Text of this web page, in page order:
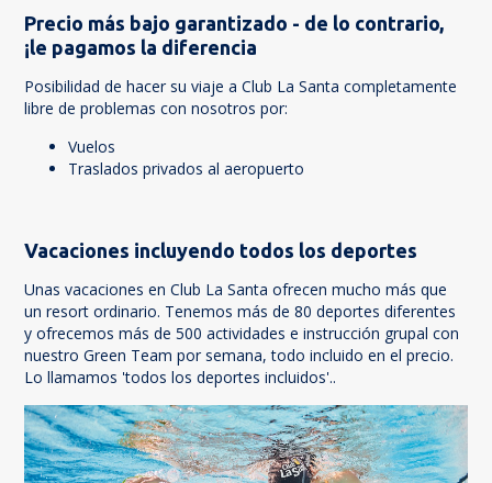
Precio más bajo garantizado - de lo contrario,
¡le pagamos la diferencia
Posibilidad de hacer su viaje a Club La Santa completamente
libre de problemas con nosotros por:
Vuelos
Traslados privados al aeropuerto
Vacaciones incluyendo todos los deportes
Unas vacaciones en Club La Santa ofrecen mucho más que
un resort ordinario. Tenemos más de 80 deportes diferentes
y ofrecemos más de 500 actividades e instrucción grupal con
nuestro Green Team por semana, todo incluido en el precio.
Lo llamamos 'todos los deportes incluidos'..